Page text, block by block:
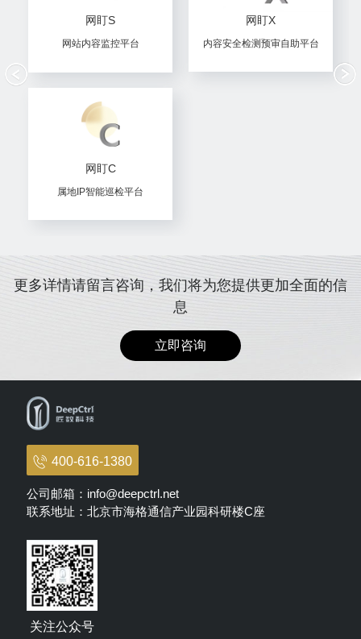
网盯S
网站内容监控平台
网盯X
内容安全检测预审自助平台
网盯C
属地IP智能巡检平台
更多详情请留言咨询，我们将为您提供更加全面的信
息
立即咨询
400-616-1380
公司邮箱：info@deepctrl.net
联系地址：北京市海格通信产业园科研楼C座
关注公众号